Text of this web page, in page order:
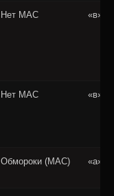
Нет МАС «в»
Нет МАС «в»
Обмороки (МАС) «а»